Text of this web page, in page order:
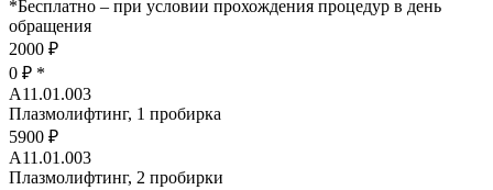
*Бесплатно – при условии прохождения процедур в день
обращения
2000 ₽
0 ₽ *
A11.01.003
Плазмолифтинг, 1 пробирка
5900 ₽
A11.01.003
Плазмолифтинг, 2 пробирки